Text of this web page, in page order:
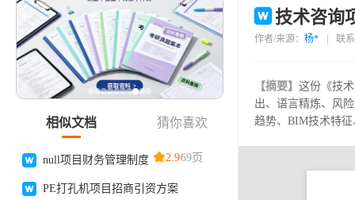
技术咨询
作者/来源： 杨* 联
【摘要】 这份《技
出、语言精炼、风
趋势、BIM技术特